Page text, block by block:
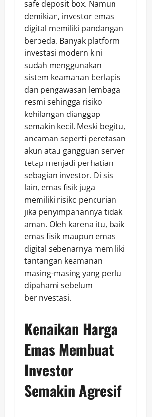
safe deposit box. Namun
demikian, investor emas
digital memiliki pandangan
berbeda. Banyak platform
investasi modern kini
sudah menggunakan
sistem keamanan berlapis
dan pengawasan lembaga
resmi sehingga risiko
kehilangan dianggap
semakin kecil. Meski begitu,
ancaman seperti peretasan
akun atau gangguan server
tetap menjadi perhatian
sebagian investor. Di sisi
lain, emas fisik juga
memiliki risiko pencurian
jika penyimpanannya tidak
aman. Oleh karena itu, baik
emas fisik maupun emas
digital sebenarnya memiliki
tantangan keamanan
masing-masing yang perlu
dipahami sebelum
berinvestasi.
Kenaikan Harga
Emas Membuat
Investor
Semakin Agresif